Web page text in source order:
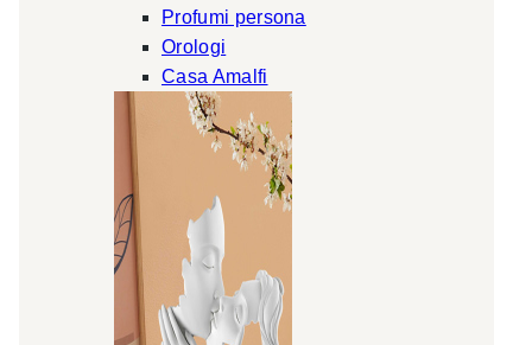
Profumi persona
Orologi
Casa Amalfi